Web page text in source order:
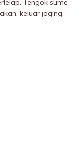
Tengok sume
keluar joging,